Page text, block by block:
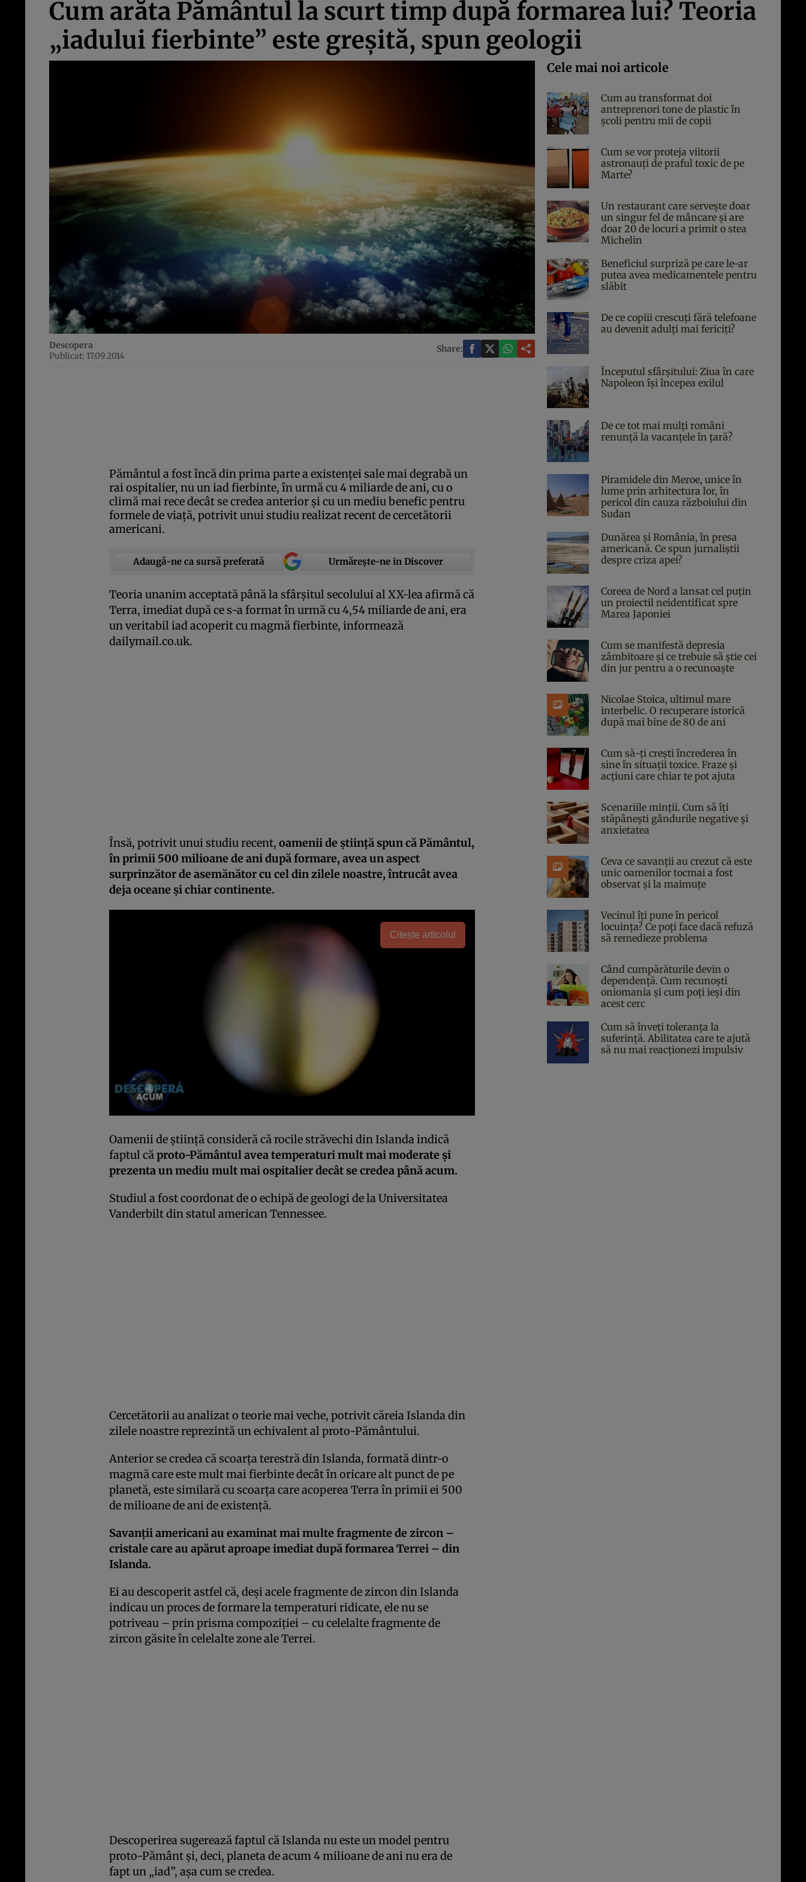
Cum arăta Pământul la scurt timp după formarea lui? Teoria
„iadului fierbinte” este greşită, spun geologii
Descopera
Publicat: 17.09.2014
Share:
Pământul a fost încă din prima parte a existenţei sale mai degrabă un
rai ospitalier, nu un iad fierbinte, în urmă cu 4 miliarde de ani, cu o
climă mai rece decât se credea anterior şi cu un mediu benefic pentru
formele de viaţă, potrivit unui studiu realizat recent de cercetătorii
americani.
Adaugă-ne ca sursă preferată Urmărește-ne in Discover
Teoria unanim acceptată până la sfârşitul secolului al XX-lea afirmă că
Terra, imediat după ce s-a format în urmă cu 4,54 miliarde de ani, era
un veritabil iad acoperit cu magmă fierbinte, informează
dailymail.co.uk.
Însă, potrivit unui studiu recent, oamenii de ştiinţă spun că Pământul,
în primii 500 milioane de ani după formare, avea un aspect
surprinzător de asemănător cu cel din zilele noastre, întrucât avea
deja oceane şi chiar continente.
Citește articolul
Oamenii de ştiinţă consideră că rocile străvechi din Islanda indică
faptul căproto-Pământul avea temperaturi mult mai moderate şi
prezenta un mediu mult mai ospitalier decât se credea până acum.
Studiul a fost coordonat de o echipă de geologi de la Universitatea
Vanderbilt din statul american Tennessee.
Cercetătorii au analizat o teorie mai veche, potrivit căreia Islanda din
zilele noastre reprezintă un echivalent al proto-Pământului.
Anterior se credea că scoarţa terestră din Islanda, formată dintr-o
magmă care este mult mai fierbinte decât în oricare alt punct de pe
planetă, este similară cu scoarţa care acoperea Terra în primii ei 500
de milioane de ani de existenţă.
Savanţii americani au examinat mai multe fragmente de zircon –
cristale care au apărut aproape imediat după formarea Terrei – din
Islanda.
Ei au descoperit astfel că, deşi acele fragmente de zircon din Islanda
indicau un proces de formare la temperaturi ridicate, ele nu se
potriveau – prin prisma compoziţiei – cu celelalte fragmente de
zircon găsite în celelalte zone ale Terrei.
Descoperirea sugerează faptul că Islanda nu este un model pentru
proto-Pământ şi, deci, planeta de acum 4 milioane de ani nu era de
fapt un „iad”, aşa cum se credea.
Cele mai noi articole
Cum au transformat doi
antreprenori tone de plastic în
școli pentru mii de copii
Cum se vor proteja viitorii
astronauți de praful toxic de pe
Marte?
Un restaurant care servește doar
un singur fel de mâncare și are
doar 20 de locuri a primit o stea
Michelin
Beneficiul surpriză pe care le-ar
putea avea medicamentele pentru
slăbit
De ce copiii crescuți fără telefoane
au devenit adulți mai fericiți?
Începutul sfârşitului: Ziua în care
Napoleon îşi începea exilul
De ce tot mai mulți români
renunță la vacanțele în țară?
Piramidele din Meroe, unice în
lume prin arhitectura lor, în
pericol din cauza războiului din
Sudan
Dunărea și România, în presa
americană. Ce spun jurnaliștii
despre criza apei?
Coreea de Nord a lansat cel puțin
un proiectil neidentificat spre
Marea Japoniei
Cum se manifestă depresia
zâmbitoare și ce trebuie să știe cei
din jur pentru a o recunoaște
Nicolae Stoica, ultimul mare
interbelic. O recuperare istorică
după mai bine de 80 de ani
Cum să-ți crești încrederea în
sine în situații toxice. Fraze și
acțiuni care chiar te pot ajuta
Scenariile minții. Cum să îți
stăpânești gândurile negative și
anxietatea
Ceva ce savanții au crezut că este
unic oamenilor tocmai a fost
observat și la maimuțe
Vecinul îți pune în pericol
locuința? Ce poți face dacă refuză
să remedieze problema
Când cumpărăturile devin o
dependență. Cum recunoști
oniomania și cum poți ieși din
acest cerc
Cum să înveți toleranța la
suferință. Abilitatea care te ajută
să nu mai reacționezi impulsiv